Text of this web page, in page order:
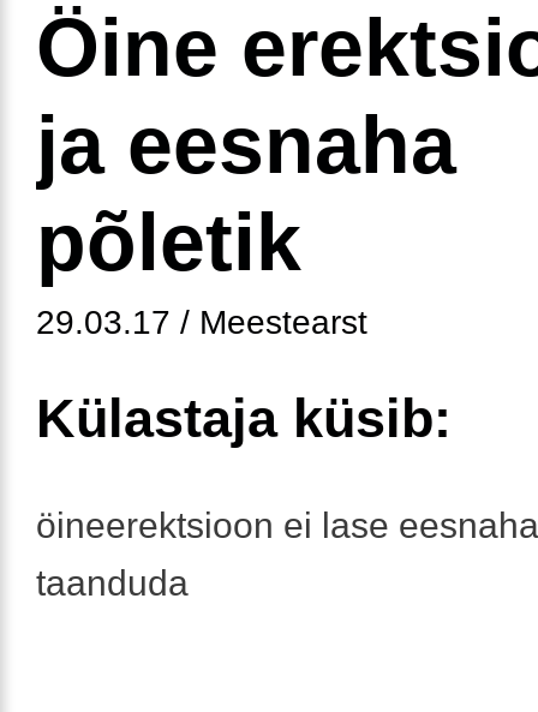
Öine
ja eesnaha
põletik
29.03.17 / Meestearst
Külastaja küsib:
öineerektsioon ei lase
taanduda